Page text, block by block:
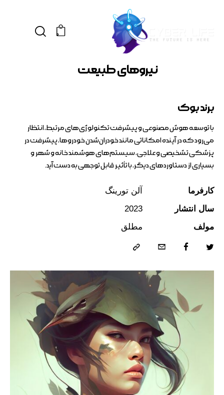
0
نیروهای طبیعت
برند بوک
با توسعه هوش مصنوعی و پیشرفت تکنولوژی‌های مرتبط، انتظار
می‌رود که در آینده امکاناتی مانند خودران‌شدن خودروها، پیشرفت در
پزشکی تشخیصی و علاجی، سیستم‌های هوشمند خانه و شهر و
بسیاری از دستاوردهای دیگر، با تأثیر قابل توجهی به دست آید.
کارفرما
آلن تورینگ
سال انتشار
2023
مولف
مطلق